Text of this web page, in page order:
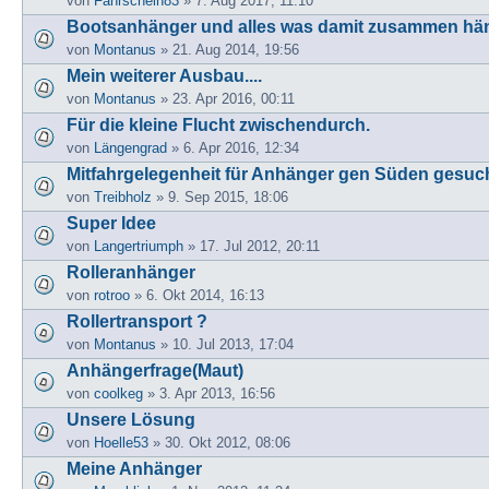
Bootsanhänger und alles was damit zusammen
von Montanus » 21. Aug 2014, 19:56
Mein weiterer Ausbau....
von Montanus » 23. Apr 2016, 00:11
Für die kleine Flucht zwischendurch.
von Längengrad » 6. Apr 2016, 12:34
Mitfahrgelegenheit für Anhänger gen Süden
von Treibholz » 9. Sep 2015, 18:06
Super Idee
von Langertriumph » 17. Jul 2012, 20:11
Rolleranhänger
von rotroo » 6. Okt 2014, 16:13
Rollertransport ?
von Montanus » 10. Jul 2013, 17:04
Anhängerfrage(Maut)
von coolkeg » 3. Apr 2013, 16:56
Unsere Lösung
von Hoelle53 » 30. Okt 2012, 08:06
Meine Anhänger